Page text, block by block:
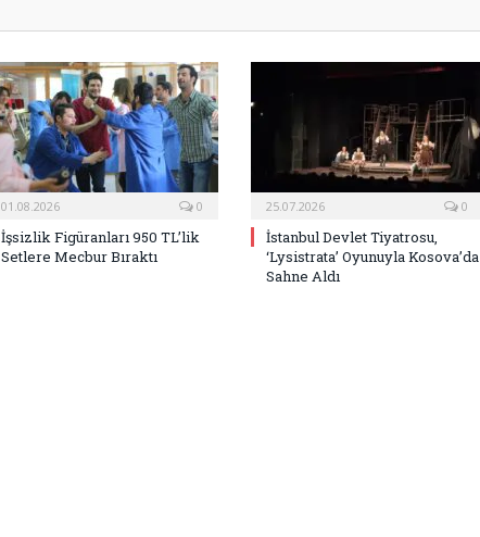
01.08.2026 0
İşsizlik Figüranları 950 TL’lik
Setlere Mecbur Bıraktı
25.07.2026 0
İstanbul Devlet Tiyatrosu,
‘Lysistrata’ Oyunuyla Kosova’da
Sahne Aldı